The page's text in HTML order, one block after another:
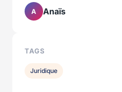
A Anaïs
TAGS
Juridique